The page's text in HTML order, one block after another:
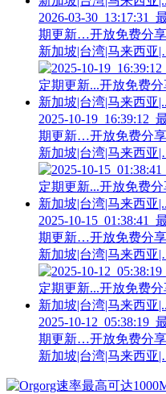
2026-03-
期更新…开放免费分
新加坡|台湾|马来西亚
2025-10-
期更新…开放免费分
新加坡|台湾|马来西亚
2025-10-
期更新…开放免费分
新加坡|台湾|马来西亚
2025-10-
期更新…开放免费分
新加坡|台湾|马来西亚